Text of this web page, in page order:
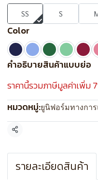
SS S
Color
คำอธิบายสินค้าแบบย่อ
ราคานี้รวมภาษีมูลค่าเพิ่ม
หมวดหมู่:ยูนิฟอร์มทางกา
แชร์
รายละเอียดสินค้า